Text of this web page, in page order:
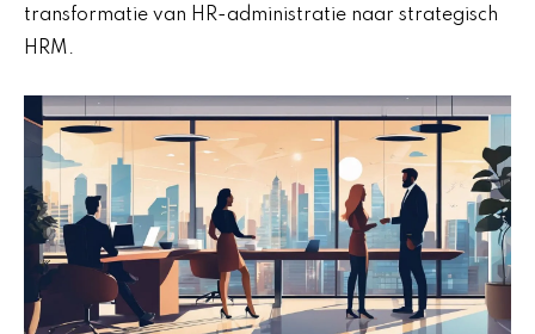
transformatie van HR-administratie naar strategisch
HRM.